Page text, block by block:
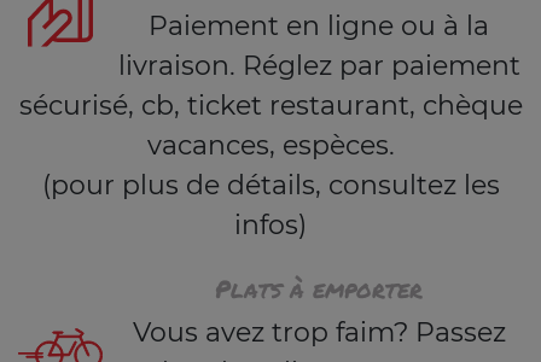
Paiement en ligne ou à la
livraison. Réglez par paiement
sécurisé, cb, ticket restaurant, chèque
vacances, espèces.
(pour plus de détails, consultez les
infos)
Plats à emporter
Vous avez trop faim? Passez